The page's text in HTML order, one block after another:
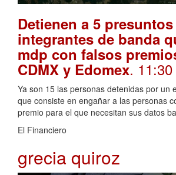
Detienen a 5 presuntos
integrantes de banda
mdp con falsos
CDMX y Edomex. 11:30
Ya son 15 las personas detenidas por un
que consiste en engañar a las personas
premio para el que necesitan sus datos
El Financiero
grecia quiroz